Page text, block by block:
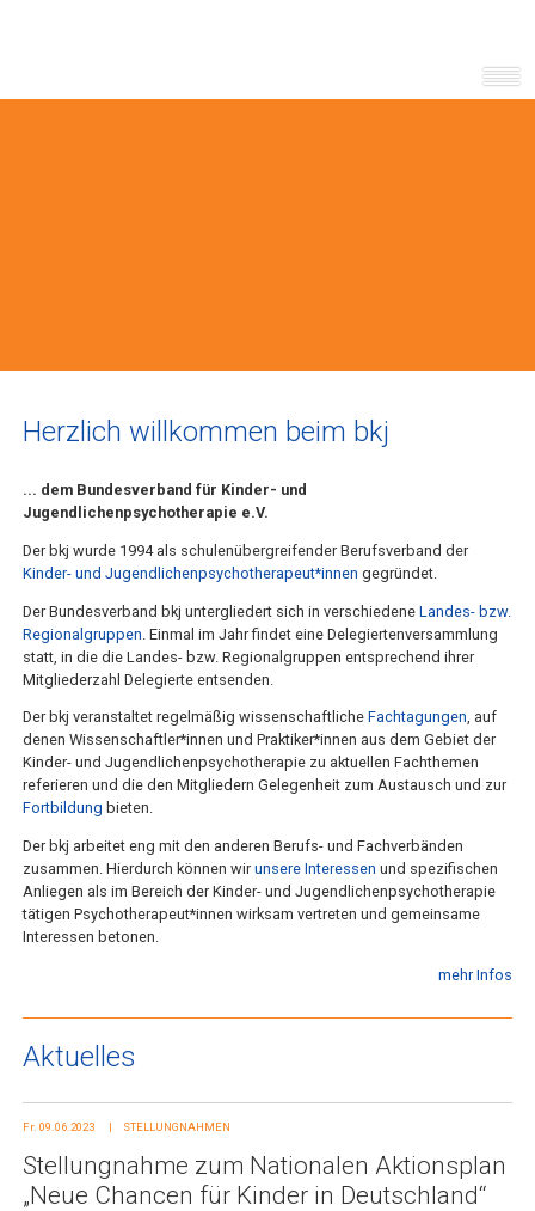
Herzlich willkommen beim bkj
... dem Bundesverband für Kinder- und
Jugendlichenpsychotherapie e.V.
Der bkj wurde 1994 als schulenübergreifender Berufsverband der
Kinder- und Jugendlichenpsychotherapeut*innen gegründet.
Der Bundesverband bkj untergliedert sich in verschiedeneLandes- bzw.
Regionalgruppen . Einmal im Jahr findet eine Delegiertenversammlung
statt, in die die Landes- bzw. Regionalgruppen entsprechend ihrer
Mitgliederzahl Delegierte entsenden.
Der bkj veranstaltet regelmäßig wissenschaftlicheFachtagungen, auf
denen Wissenschaftler*innen und Praktiker*innen aus dem Gebiet der
Kinder- und Jugendlichenpsychotherapie zu aktuellen Fachthemen
referieren und die den Mitgliedern Gelegenheit zum Austausch und zur
Fortbildung bieten.
Der bkj arbeitet eng mit den anderen Berufs- und Fachverbänden
zusammen. Hierdurch können wirunsere Interessen und spezifischen
Anliegen als im Bereich der Kinder- und Jugendlichenpsychotherapie
tätigen Psychotherapeut*innen wirksam vertreten und gemeinsame
Interessen betonen.
mehr Infos
Aktuelles
Fr. 09.06.2023 STELLUNGNAHMEN
Stellungnahme zum Nationalen Aktionsplan
„Neue Chancen für Kinder in Deutschland“